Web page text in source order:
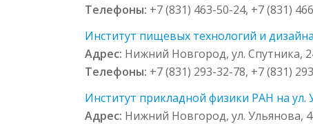
Телефоны: +7 (831) 463-50-24, +7 (831)
Институт пищевых технологий и
Адрес: Нижний Новгород, ул. Спутника,
Телефоны: +7 (831) 293-32-78, +7 (831)
Институт прикладной физики РАН на ул.
Адрес: Нижний Новгород, ул. Ульянова,